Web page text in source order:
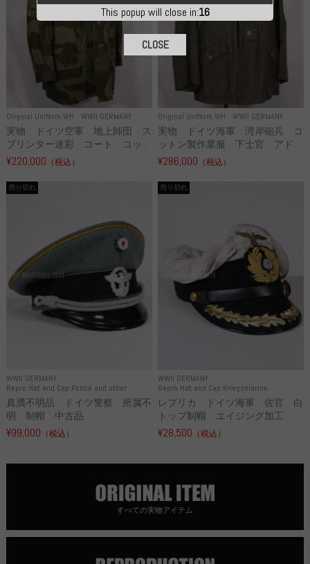
Original Uniform WH WWII GERMANY
実物 ドイツ空軍 地上師団 ス
プリンター迷彩 コート コッ...
¥220,000 （税込）
Original Uniform WH WWII GERMANY
実物 ドイツ海軍 湾岸砲兵 コ
ットン製作業服 下士官 アド...
¥286,000 （税込）
WWII GERMANY
Repro Hat and Cap Police and other
売り切れ
真贋不明品 ドイツ警察 所属不
明 制帽 中古品
¥99,000 （税込）
WWII GERMANY
Repro Hat and Cap Kriegsmarine
売り切れ
レプリカ ドイツ海軍 佐官 白
トップ制帽 エイジング加工 ...
¥28,500 （税込）
すべての実物アイテム
This popup will close in:15
CLOSE